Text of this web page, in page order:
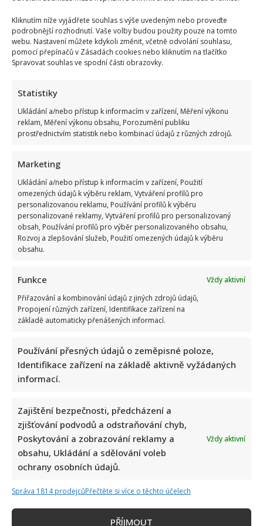
Kliknutím níže vyjádřete souhlas s výše uvedeným nebo proveďte
podrobnější rozhodnutí. Vaše volby budou použity pouze na tomto
webu. Nastavení můžete kdykoli změnit, včetně odvolání souhlasu,
pomocí přepínačů v Zásadách cookies nebo kliknutím na tlačítko
Spravovat souhlas ve spodní části obrazovky.
Statistiky
Ukládání a/nebo přístup k informacím v zařízení, Měření výkonu
reklam, Měření výkonu obsahu, Porozumění publiku
prostřednictvím statistik nebo kombinací údajů z různých zdrojů.
Marketing
Ukládání a/nebo přístup k informacím v zařízení, Použití
omezených údajů k výběru reklam, Vytváření profilů pro
personalizovanou reklamu, Používání profilů k výběru
personalizované reklamy, Vytváření profilů pro personalizovaný
obsah, Používání profilů pro výběr personalizovaného obsahu,
Rozvoj a zlepšování služeb, Použití omezených údajů k výběru
obsahu.
Funkce
Vždy aktivní
Přiřazování a kombinování údajů z jiných zdrojů údajů,
Propojení různých zařízení, Identifikace zařízení na
základě automaticky přenášených informací.
Používání přesných údajů o zeměpisné poloze,
Identifikace zařízení na základě aktivně vyžádaných
informací.
Zajištění bezpečnosti, předcházení a
zjišťování podvodů a odstraňování chyb,
Poskytování a zobrazování reklamy a
obsahu, Ukládání a sdělování voleb
ochrany osobních údajů.
Vždy aktivní
Správa 1814 prodejcůPřečtěte si více o těchto účelech
PŘÍJMOUT
adresu
Vémoly:
Má
se
prý
ke
kauze
postavit
Karlos Vémola a jeho splněný sen: Na jeho luxusní
sídlo Vémoland zůstala Lela s dětmi sama
Richard Touš 10. 1. 2026
Vémola splnil svůj dětský sen. Kromě rodiny tu bydlí i...
VíceRead
more
about
Karlos
Vémola
a
jeho
splněný
sen:
luxusní
sídlo
Vémoland
zůstala
Lela
s
dětmi
lidé z obou stran mříží
Iveta Kohoutová 31. 12. 2025
Karlos Vémola se podrobil chirurgickému zákroku.
Informace z médií potvrdil jeho mediální tým přes
sociální sítě. V...
VíceRead
about